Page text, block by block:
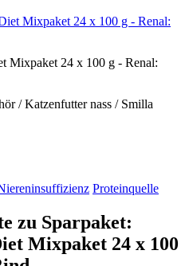
Mixpaket 24 x 100 g - Renal:
/ Katzenfutter nass / Smilla
Proteinquelle
zu Sparpaket:
Mixpaket 24 x 100